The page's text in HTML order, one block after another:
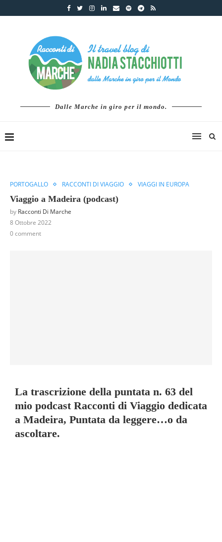
Dalle Marche in giro per il mondo.
PORTOGALLO RACCONTI DI VIAGGIO VIAGGI IN EUROPA
Viaggio a Madeira (podcast)
by Racconti Di Marche
8 Ottobre 2022
0 comment
La trascrizione della puntata n. 63 del
mio podcast Racconti di Viaggio dedicata
a Madeira, Puntata da leggere…o da
ascoltare.